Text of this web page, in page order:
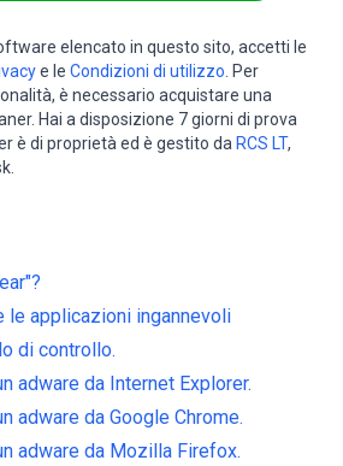
elencato in questo sito, accetti le
e le Condizioni di utilizzo . Per
è necessario acquistare una
Hai a disposizione 7 giorni di prova
è di proprietà ed è gestito da RCS LT,
le applicazioni ingannevoli
di controllo.
adware da Internet Explorer.
adware da Google Chrome.
adware da Mozilla Firefox.